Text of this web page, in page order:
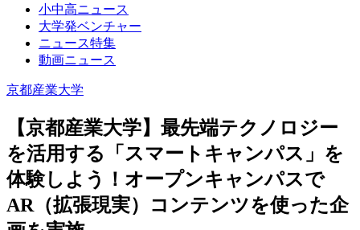
小中高ニュース
大学発ベンチャー
ニュース特集
動画ニュース
京都産業大学
【京都産業大学】最先端テクノロジー
を活用する「スマートキャンパス」を
体験しよう！オープンキャンパスで
AR（拡張現実）コンテンツを使った企